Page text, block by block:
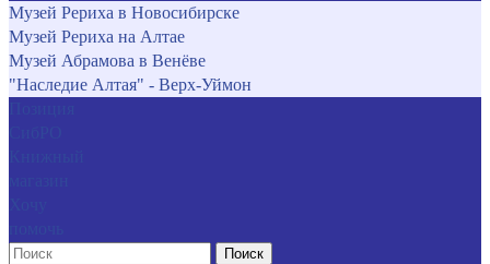
Музей Рериха в Новосибирске
Музей Рериха на Алтае
Музей Абрамова в Венёве
"Наследие Алтая" - Верх-Уймон
Поиск